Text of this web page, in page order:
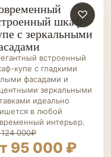
НА ЗАКАЗ
♡
шкаф-
с зеркальными
встроенный
купе с гладкими
фасадами и
зеркальными
идеально
в любой
интерьер.
124 000₽
95 000 ₽